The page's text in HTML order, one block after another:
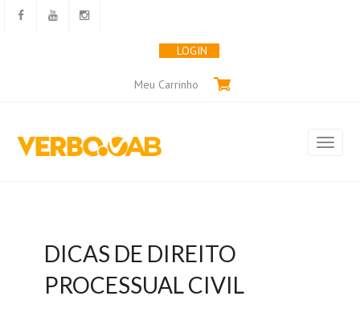
LOGIN
Meu Carrinho
DICAS DE DIREITO
PROCESSUAL CIVIL